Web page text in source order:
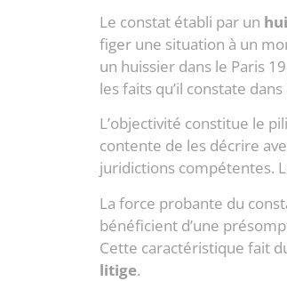
Le constat établi par un
figer une situation à un
un huissier dans le Paris
les faits qu’il constate dans
L’objectivité constitue le
contente de les décrire
juridictions compétentes.
La force probante du
bénéficient d’une
Cette caractéristique fait
litige.